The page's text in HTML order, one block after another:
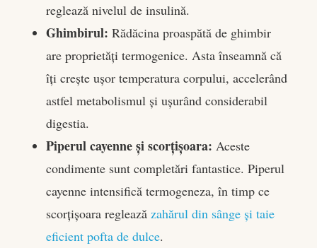
reglează nivelul de insulină.
Ghimbirul: Rădăcina proaspătă de ghimbir
are proprietăți termogenice. Asta înseamnă că
îți crește ușor temperatura corpului, accelerând
astfel metabolismul și ușurând considerabil
digestia.
Piperul cayenne și scorțișoara: Aceste
condimente sunt completări fantastice. Piperul
cayenne intensifică termogeneza, în timp ce
scorțișoara reglează zahărul din sânge și taie
eficient pofta de dulce.